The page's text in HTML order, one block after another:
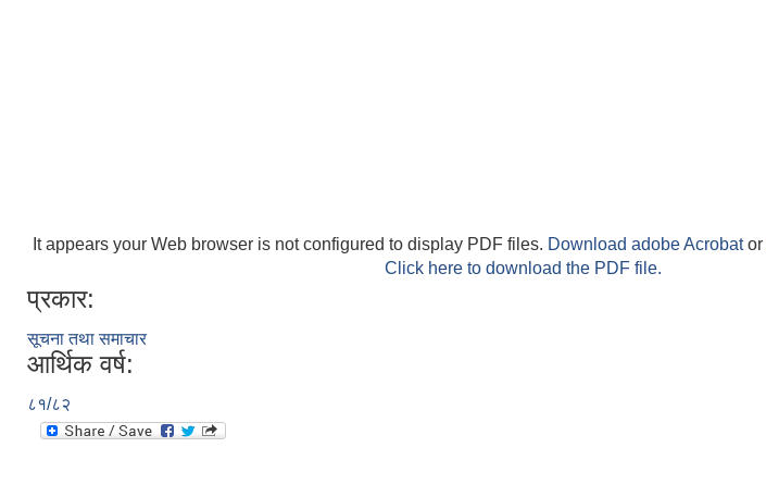
It appears your Web browser is not configured to display PDF files. Download adobe Acrobator
Click here to download the PDF file.
प्रकार:
सूचना तथा समाचार
आर्थिक वर्ष:
८१/८२